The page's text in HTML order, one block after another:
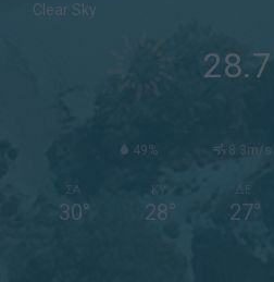
Clear Sky
28.7
49% 8.3m/s
ΣΑ
30°
ΚΥ
28°
ΔΕ
27°